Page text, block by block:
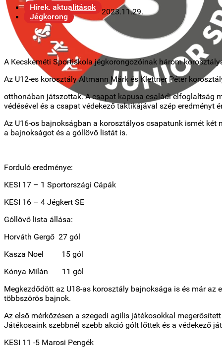
Hírek, aktualitások
Jégkorong
2023.11.29.
A Kecskeméti Sportiskola jégkorongozóinak három
Az U12-es korosztály Altmann Márk és Klettner Péter
otthonában játszottak. A csapat kapusa családi elfoglaltság
védésével és a csapat védekező taktikájával szép eredményt
Az U16-os bajnokságban a korosztályos csapatunk ismét két
a bajnokságot és a góllövő listát is.
Forduló eredménye:
KESI 17 – 1 Sportországi Cápák
KESI 16 – 4 Jégkert SE
Góllövő lista állása:
Horváth Gergő 27 gól
Kasza Noel 15 gól
Kónya Milán 11 gól
Megkezdődött az U18-as korosztály bajnoksága is és már
többszörös bajnok.
Az első mérkőzésen a szegedi agilis játékosokkal
Játékosaink szebbnél szebb akció gólt lőttek és a védekező
KESI 11 -5 Marosi Pengék